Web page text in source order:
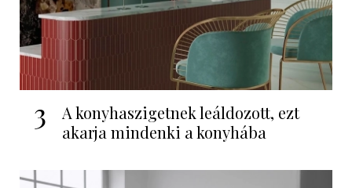
3
A konyhaszigetnek leáldozott, ezt
akarja mindenki a konyhába